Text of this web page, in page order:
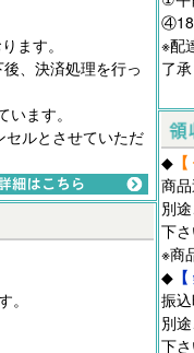
ます。
、決済処理を行っ
ます。
ルとさせていただ
。
④18
※配
了承
◆
商
別
下
※商
◆
振
別
下